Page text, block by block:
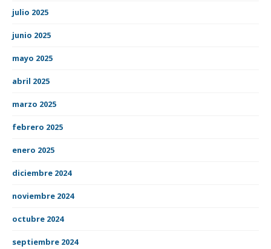
julio 2025
junio 2025
mayo 2025
abril 2025
marzo 2025
febrero 2025
enero 2025
diciembre 2024
noviembre 2024
octubre 2024
septiembre 2024